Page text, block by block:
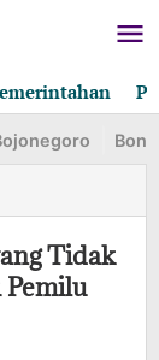
Tidak
Pemilu